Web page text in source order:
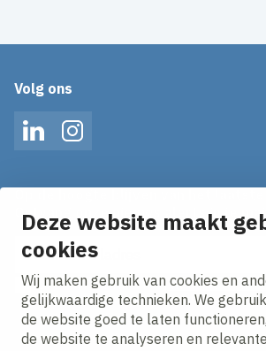
Deze website maakt
cookies
Wij maken gebruik van cookies en
gelijkwaardige technieken. We
de website goed te laten
de website te analyseren en
Volg ons
LinkedInInstagram
Ontvang onze nieuws alerts in je
E-mailadres
Ik ga akkoord met hetprivacy